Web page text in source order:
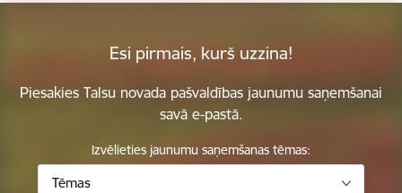
Esi pirmais, kurš uzzina!
Piesakies Talsu novada pašvaldības jaunumu saņemšanai
savā e-pastā.
Izvēlieties jaunumu saņemšanas tēmas:
Tēmas